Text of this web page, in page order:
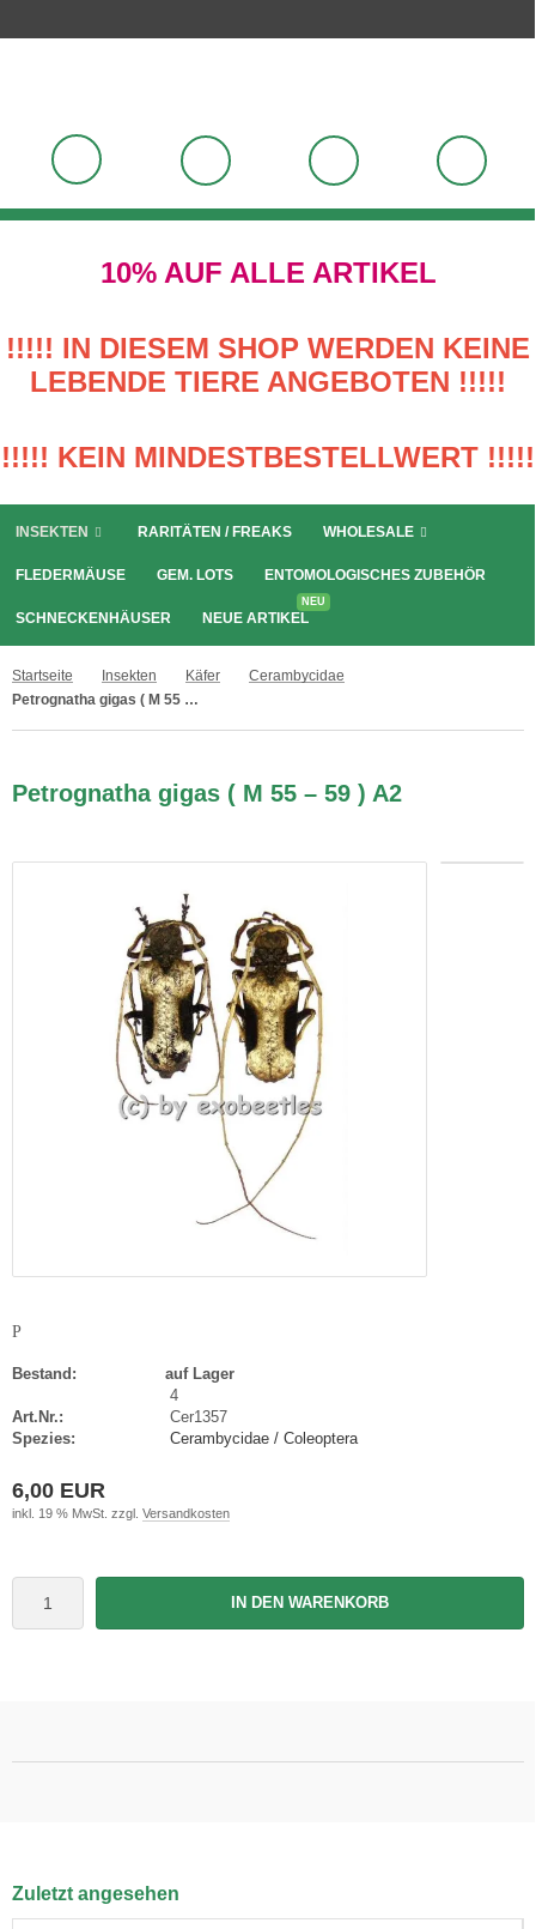
10% AUF ALLE ARTIKEL
!!!!! IN DIESEM SHOP WERDEN KEINE
LEBENDE TIERE ANGEBOTEN !!!!!
!!!!! KEIN MINDESTBESTELLWERT !!!!!
INSEKTEN RARITÄTEN / FREAKS WHOLESALE
FLEDERMÄUSE GEM. LOTS ENTOMOLOGISCHES ZUBEHÖR
SCHNECKENHÄUSER NEUE ARTIKEL
NEU
Startseite Insekten Käfer
Cerambycidae
Petrognatha gigas ( M 55 – 59 ) A2
Petrognatha gigas ( M 55 – 59 ) A2
P
Bestand:
auf Lager
4
Art.Nr.:
Cer1357
Spezies:
Cerambycidae / Coleoptera
6,00 EUR
inkl. 19 % MwSt. zzgl. Versandkosten
IN DEN WARENKORB
Zuletzt angesehen